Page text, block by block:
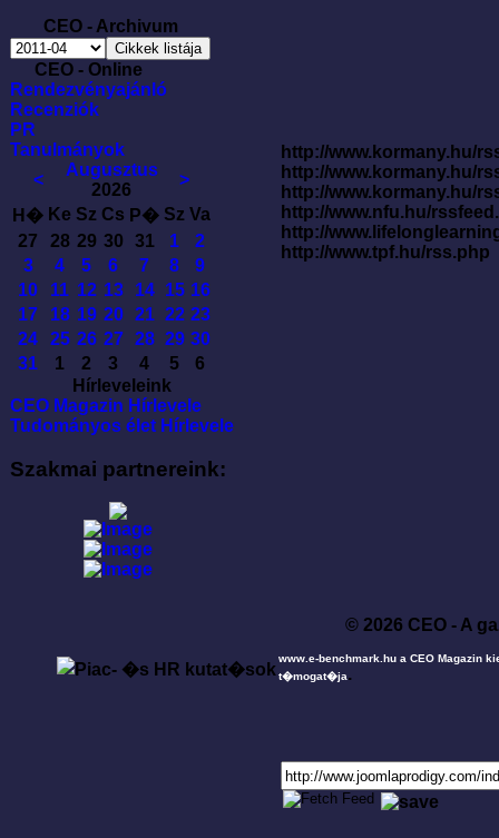
CEO - Archivum
CEO - Online
Rendezvényajánló
Recenziók
PR
Tanulmányok
<
Augusztus
2026
>
H� Ke Sz Cs P� Sz Va
27
28 29 30 31 1
2
3
4 5 6 7 8
9
10
11 12 13 14 15 16
17
18 19 20 21 22 23
24
25 26 27 28 29 30
31
1 2 3 4 5
6
Hírleveleink
CEO Magazin Hírlevele
Tudományos élet Hírlevele
Szakmai partnereink:
http://www.kormany.hu/
http://www.kormany.hu/
http://www.kormany.hu/
http://www.nfu.hu/
http://
http://www.tpf.hu/rss.php
© 2026 CEO - A
www.e-benchmark.hu a CEO Magazin
t�mogat�ja.